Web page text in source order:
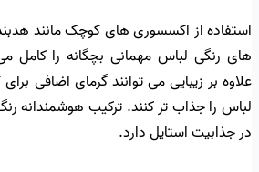
استفاده از اکسسوری های کوچک مانند
های رنگی لباس مهمانی بچگانه را کامل
علاوه بر زیبایی می توانند گرمای اضافی
لباس را جذاب تر کنند. ترکیب هوشمندانه
در جذابیت استایل دارد.